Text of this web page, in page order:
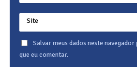
Site
Salvar meus dados neste
que eu comentar.